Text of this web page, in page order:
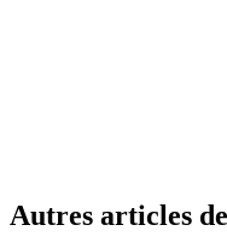
Autres articles